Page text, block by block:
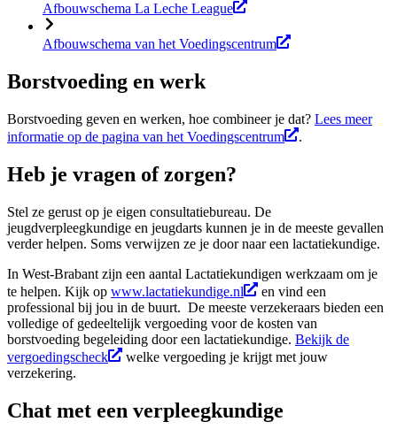
Afbouwschema La Leche League
Afbouwschema van het Voedingscentrum
Borstvoeding en werk
Borstvoeding geven en werken, hoe combineer je dat? Lees meer
informatie op de pagina van het Voedingscentrum
.
Heb je vragen of zorgen?
Stel ze gerust op je eigen consultatiebureau. De
jeugdverpleegkundige en jeugdarts kunnen je in de meeste gevallen
verder helpen. Soms verwijzen ze je door naar een lactatiekundige.
In West-Brabant zijn een aantal Lactatiekundigen werkzaam om je
te helpen. Kijk op www.lactatiekundige.nl
en vind een
professional bij jou in de buurt. De meeste verzekeraars bieden een
volledige of gedeeltelijk vergoeding voor de kosten van
borstvoeding begeleiding door een lactatiekundige. Bekijk de
vergoedingscheck
welke vergoeding je krijgt met jouw
verzekering.
Chat met een verpleegkundige